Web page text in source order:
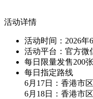
活动详情
活动时间：2026年
活动平台：官方微
每日限量发售200
每日指定路线
6月17日：香港市
6月18日：香港市